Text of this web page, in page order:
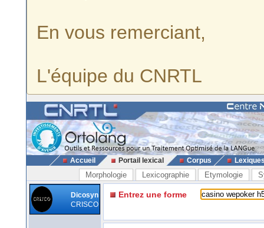
En vous remerciant,
L'équipe du CNRTL
Accueil Portail lexical Corpus
Morphologie Lexicographie Etymologie
Dicosyn
CRISCO
Entrez une forme